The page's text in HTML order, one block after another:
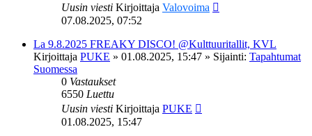
Uusin viesti Kirjoittaja Valovoima
07.08.2025, 07:52
La 9.8.2025 FREAKY DISCO! @Kulttuuritallit, KVL
Kirjoittaja PUKE » 01.08.2025, 15:47 » Sijainti: Tapahtumat
Suomessa
0 Vastaukset
6550 Luettu
Uusin viesti Kirjoittaja PUKE
01.08.2025, 15:47